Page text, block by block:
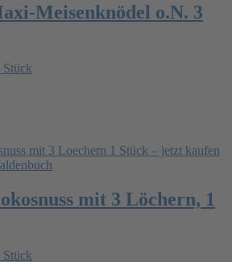
Meisenknödel o.N. 3
Stück
mit 3 Löchern, 1
Stück